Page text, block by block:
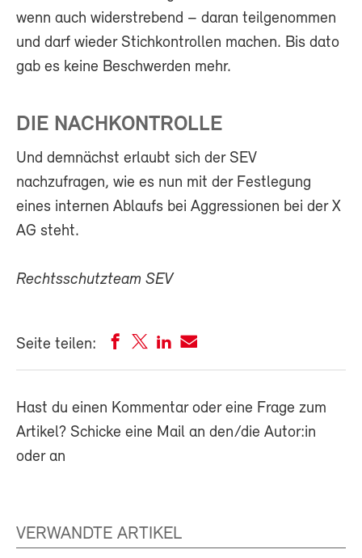
wenn auch widerstrebend – daran teilgenommen
und darf wieder Stichkontrollen machen. Bis dato
gab es keine Beschwerden mehr.
DIE NACHKONTROLLE
Und demnächst erlaubt sich der SEV
nachzufragen, wie es nun mit der Festlegung
eines internen Ablaufs bei Aggressionen bei der X
AG steht.
Rechtsschutzteam SEV
Seite teilen:
Hast du einen Kommentar oder eine Frage zum
Artikel? Schicke eine Mail an den/die Autor:in
oder an
VERWANDTE ARTIKEL